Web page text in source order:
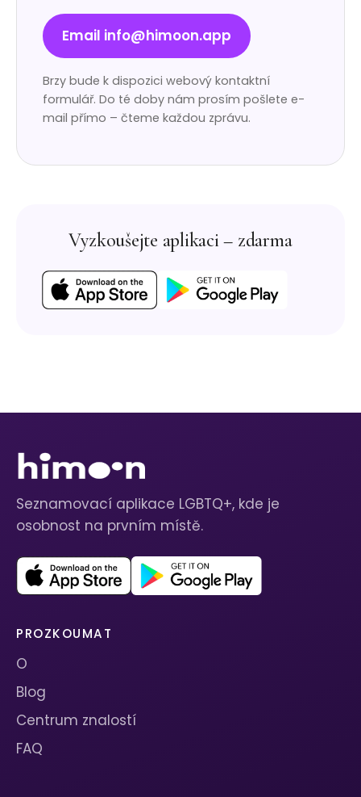
Email info@himoon.app
Brzy bude k dispozici webový kontaktní
formulář. Do té doby nám prosím pošlete e-
mail přímo – čteme každou zprávu.
Vyzkoušejte aplikaci – zdarma
Seznamovací aplikace LGBTQ+, kde je
osobnost na prvním místě.
PROZKOUMAT
O
Blog
Centrum znalostí
FAQ